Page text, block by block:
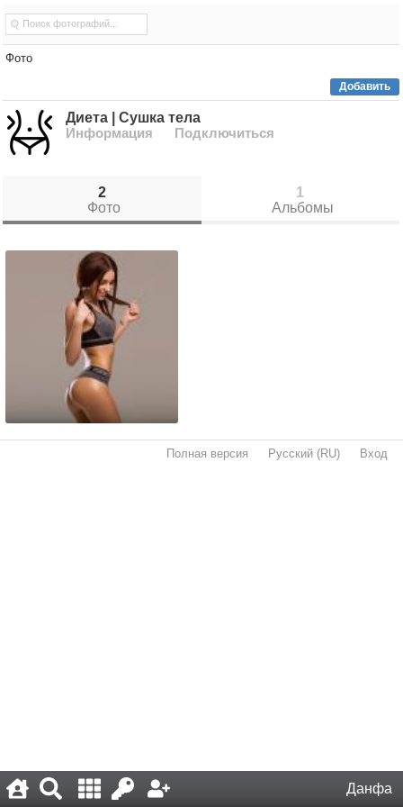
Данфа
Фото
Добавить
Диета | Сушка тела
Информация
Подключиться
2
Фото
1
Альбомы
Полная версия Русский (RU) Вход